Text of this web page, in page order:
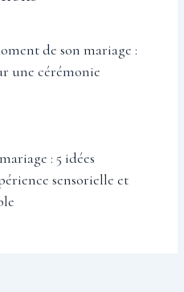
de son mariage :
une cérémonie
: 5 idées
sensorielle et